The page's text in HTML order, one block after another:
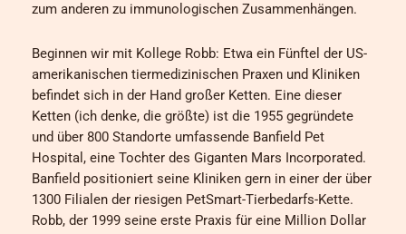
zum anderen zu immunologischen Zusammenhängen.
Beginnen wir mit Kollege Robb: Etwa ein Fünftel der US-
amerikanischen tiermedizinischen Praxen und Kliniken
befindet sich in der Hand großer Ketten. Eine dieser
Ketten (ich denke, die größte) ist die 1955 gegründete
und über 800 Standorte umfassende Banfield Pet
Hospital, eine Tochter des Giganten Mars Incorporated.
Banfield positioniert seine Kliniken gern in einer der über
1300 Filialen der riesigen PetSmart-Tierbedarfs-Kette.
Robb, der 1999 seine erste Praxis für eine Million Dollar